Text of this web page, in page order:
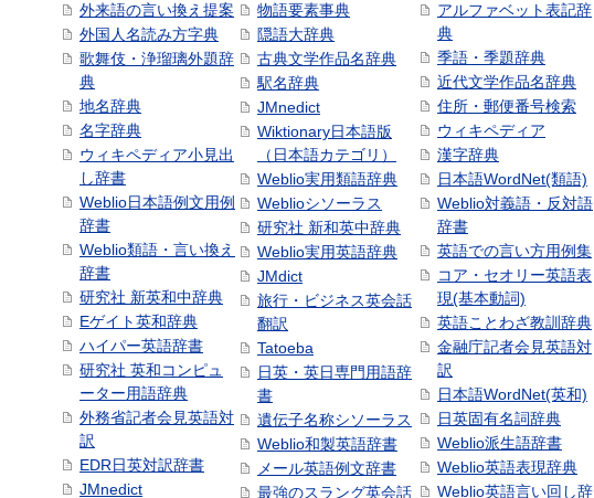
外来語の言い換え提案
外国人名読み方字典
歌舞伎・浄瑠璃外題辞
典
地名辞典
名字辞典
ウィキペディア小見出
し辞書
Weblio日本語例文用例
辞書
Weblio類語・言い換え
辞書
研究社 新英和中辞典
Eゲイト英和辞典
ハイパー英語辞書
研究社 英和コンピュ
ーター用語辞典
外務省記者会見英語対
訳
EDR日英対訳辞書
JMnedict
物語要素事典
隠語大辞典
古典文学作品名辞典
駅名辞典
JMnedict
Wiktionary日本語版
（日本語カテゴリ）
Weblio実用類語辞典
Weblioシソーラス
研究社 新和英中辞典
Weblio実用英語辞典
JMdict
旅行・ビジネス英会話
翻訳
Tatoeba
日英・英日専門用語辞
書
遺伝子名称シソーラス
Weblio和製英語辞書
メール英語例文辞書
最強のスラング英会話
アルファベット表記辞
典
季語・季題辞典
近代文学作品名辞典
住所・郵便番号検索
ウィキペディア
漢字辞典
日本語WordNet(類語)
Weblio対義語・反対語
辞書
英語での言い方用例集
コア・セオリー英語表
現(基本動詞)
英語ことわざ教訓辞典
金融庁記者会見英語対
訳
日本語WordNet(英和)
日英固有名詞辞典
Weblio派生語辞書
Weblio英語表現辞典
Weblio英語言い回し辞